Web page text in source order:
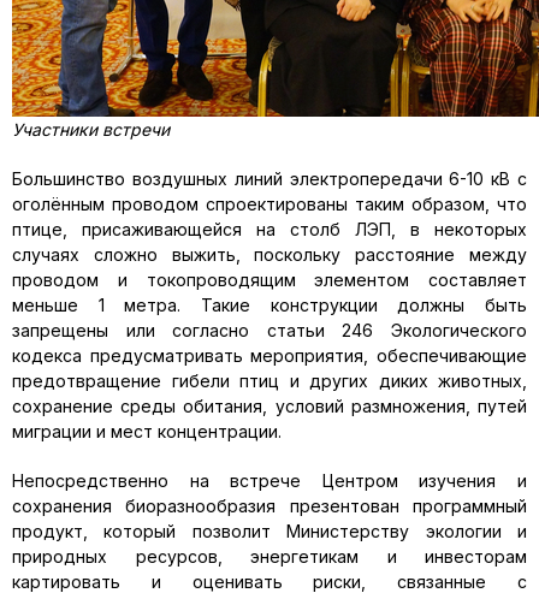
Участники встречи
Большинство воздушных линий электропередачи 6-10 кВ с
оголённым проводом спроектированы таким образом, что
птице, присаживающейся на столб ЛЭП, в некоторых
случаях сложно выжить, поскольку расстояние между
проводом и токопроводящим элементом составляет
меньше 1 метра. Такие конструкции должны быть
запрещены или согласно статьи 246 Экологического
кодекса предусматривать мероприятия, обеспечивающие
предотвращение гибели птиц и других диких животных,
сохранение среды обитания, условий размножения, путей
миграции и мест концентрации.
Непосредственно на встрече Центром изучения и
сохранения биоразнообразия презентован программный
продукт, который позволит Министерству экологии и
природных ресурсов, энергетикам и инвесторам
картировать и оценивать риски, связанные с